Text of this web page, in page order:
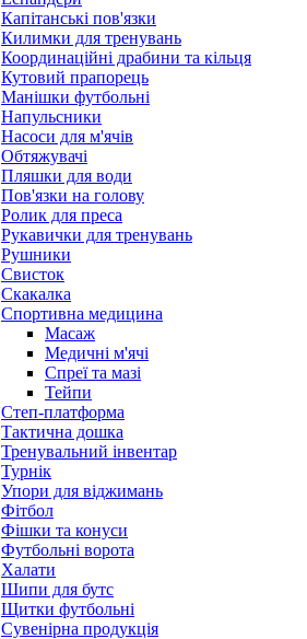
Капітанські пов'язки
Килимки для тренувань
Координаційні драбини та кільця
Кутовий прапорець
Манішки футбольні
Напульсники
Насоси для м'ячів
Обтяжувачі
Пляшки для води
Пов'язки на голову
Ролик для преса
Рукавички для тренувань
Рушники
Свисток
Скакалка
Спортивна медицина
Масаж
Медичні м'ячі
Спреї та мазі
Тейпи
Степ-платформа
Тактична дошка
Тренувальний інвентар
Турнік
Упори для віджимань
Фітбол
Фішки та конуси
Футбольні ворота
Халати
Шипи для бутс
Щитки футбольні
Сувенірна продукція